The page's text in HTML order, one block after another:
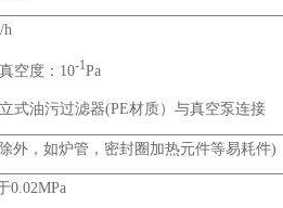
h
空度：10-1Pa
式油污过滤器(PE材质）与真空泵连接
外，如炉管，密封圈加热元件等易耗件)
0.02MPa